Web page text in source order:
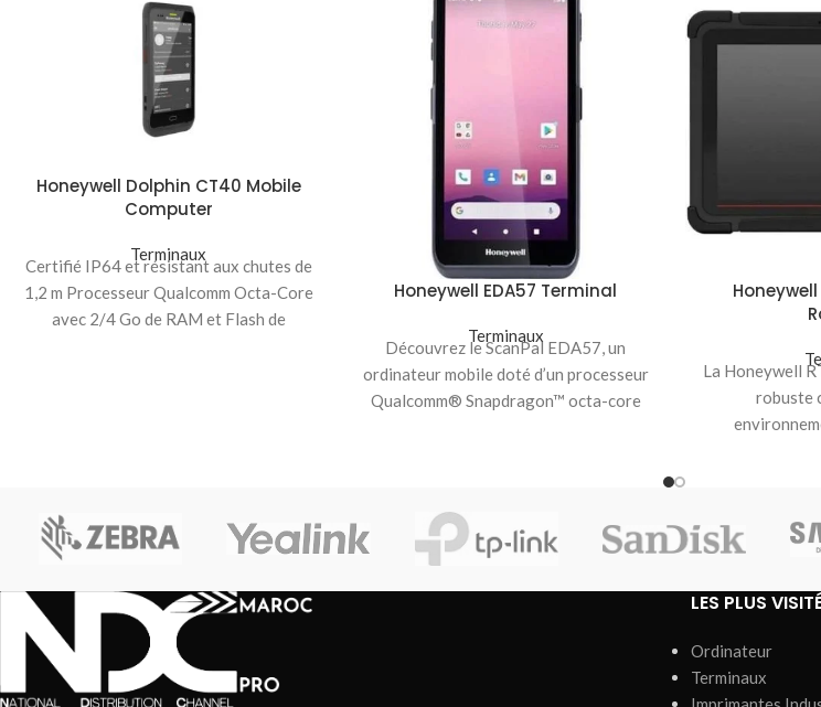
Honeywell Dolphin CT40 Mobile
Computer
Terminaux
Certifié IP64 et résistant aux chutes de
1,2 m Processeur Qualcomm Octa-Core
avec 2/4 Go de RAM et Flash de
Honeywell EDA57 Terminal
Terminaux
Découvrez le ScanPal EDA57, un
ordinateur mobile doté d’un processeur
Qualcomm® Snapdragon™ octa-core
La Honeywell
robuste
LES PLUS
Ordinateur
Terminaux